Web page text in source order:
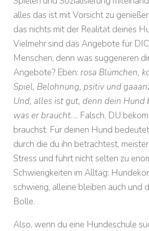
alles das ist mit Vorsicht zu
das nichts mit der Realität deines
Vielmehr sind das Angebote für
Menschen, denn was suggerieren
Angebote? Eben: rosa Blümchen,
Spiel, Belohnung, psitiv und
Und, alles ist gut, denn dein Hund
was er braucht…. Falsch. DU
brauchst. Für deinen Hund
durch die du ihn betrachtest,
Stress und führt nicht selten zu
Schwierigkeiten im Alltag:
schwierig, alleine bleiben auch und
Bolle.
Also, wenn du eine Hundeschule